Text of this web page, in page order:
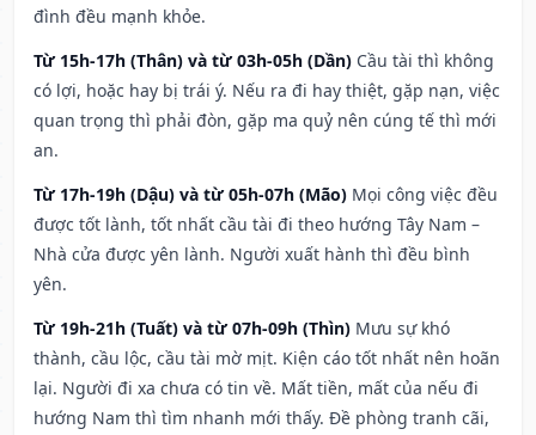
đình đều mạnh khỏe.
Từ 15h-17h (Thân) và từ 03h-05h (Dần) Cầu tài thì không
có lợi, hoặc hay bị trái ý. Nếu ra đi hay thiệt, gặp nạn, việc
quan trọng thì phải đòn, gặp ma quỷ nên cúng tế thì mới
an.
Từ 17h-19h (Dậu) và từ 05h-07h (Mão) Mọi công việc đều
được tốt lành, tốt nhất cầu tài đi theo hướng Tây Nam –
Nhà cửa được yên lành. Người xuất hành thì đều bình
yên.
Từ 19h-21h (Tuất) và từ 07h-09h (Thìn) Mưu sự khó
thành, cầu lộc, cầu tài mờ mịt. Kiện cáo tốt nhất nên hoãn
lại. Người đi xa chưa có tin về. Mất tiền, mất của nếu đi
hướng Nam thì tìm nhanh mới thấy. Đề phòng tranh cãi,